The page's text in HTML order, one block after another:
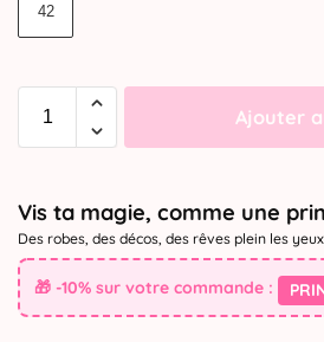
42
Ajouter
Vis ta magie, comme une
Des robes, des décos, des rêves plein les
🎁 -10% sur votre commande :